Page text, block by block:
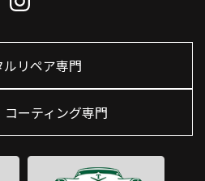
ルリペア専門
コーティング専門